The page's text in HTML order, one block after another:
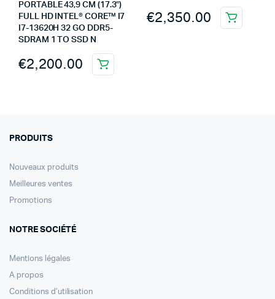
PORTABLE 43,9 CM (17.3″)
FULL HD INTEL® CORE™ I7
I7-13620H 32 GO DDR5-
SDRAM 1 TO SSD N
€2,200.00
€2,350.00
PRODUITS
Nouveaux produits
Meilleures ventes
Promotions
NOTRE SOCIÉTÉ
Mentions légales
A propos
Conditions d’utilisation